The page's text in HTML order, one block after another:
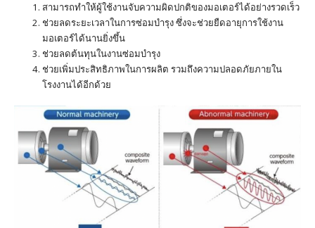
สามารถทำให้ผู้ใช้งานจับความผิดปกติของมอเตอร์ได้อย่างรวดเร็ว
ช่วยลดระยะเวลาในการซ่อมบำรุง ซึ่งจะช่วยยืดอายุการใช้งาน
มอเตอร์ได้นานยิ่งขึ้น
ช่วยลดต้นทุนในงานซ่อมบำรุง
ช่วยเพิ่มประสิทธิภาพในการผลิต รวมถึงความปลอดภัยภายใน
โรงงานได้อีกด้วย